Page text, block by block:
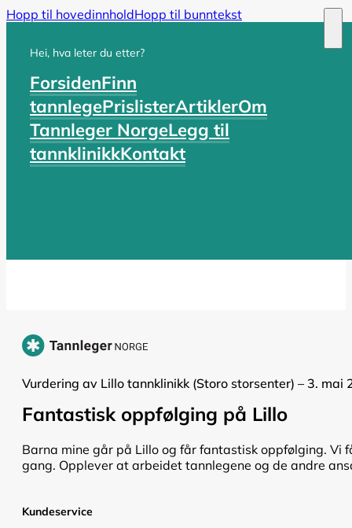
Hopp til hovedinnholdHopp til bunntekst
Hei, hva leter du etter?
ForsidenFinn
tannlegePrislisterArtiklerOm
Tannleger NorgeLegg til
tannklinikkKontakt
Vurdering av Lillo tannklinikk (Storo storsenter) – 3. mai
Fantastisk oppfølging på Lillo
Barna mine går på Lillo og får fantastisk oppfølging. Vi
gang. Opplever at arbeidet tannlegene og de andre
Kundeservice